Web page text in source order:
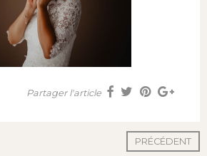
Partager l'article
PRÉCÉDENT